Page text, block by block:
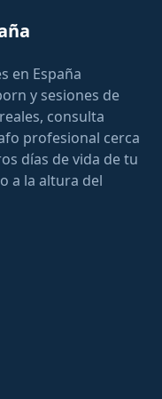
en España
y sesiones de
consulta
profesional cerca
días de vida de tu
a la altura del